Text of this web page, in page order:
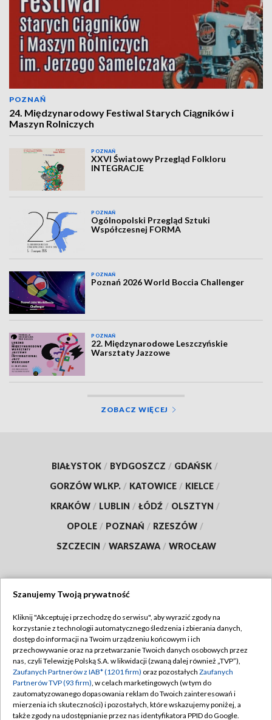
POZNAŃ
24. Międzynarodowy Festiwal Starych Ciągników i
Maszyn Rolniczych
POZNAŃ
XXVI Światowy Przegląd Folkloru
INTEGRACJE
POZNAŃ
Ogólnopolski Przegląd Sztuki
Współczesnej FORMA
POZNAŃ
Poznań 2026 World Boccia Challenger
POZNAŃ
22. Międzynarodowe Leszczyńskie
Warsztaty Jazzowe
ZOBACZ WIĘCEJ
BIAŁYSTOK / BYDGOSZCZ / GDAŃSK /
GORZÓW WLKP. / KATOWICE / KIELCE /
KRAKÓW / LUBLIN / ŁÓDŹ / OLSZTYN /
OPOLE / POZNAŃ / RZESZÓW /
SZCZECIN / WARSZAWA / WROCŁAW
TVP
Abonament TVP
Emisja w TVP
Centrum informacji TVP
Naziemna Telewizja Cyfrowa
Regulamin TVP
Polityka prywatności
Moje zgody
Pomoc
Szanujemy Twoją prywatność
Kliknij "Akceptuję i przechodzę do serwisu", aby wyrazić zgody na
korzystanie z technologii automatycznego śledzenia i zbierania danych,
dostęp do informacji na Twoim urządzeniu końcowym i ich
przechowywanie oraz na przetwarzanie Twoich danych osobowych przez
nas, czyli Telewizję Polską S.A. w likwidacji (zwaną dalej również „TVP”),
Zaufanych Partnerów z IAB* (1201 firm) oraz pozostałych Zaufanych
Partnerów TVP (93 firm), w celach marketingowych (w tym do
zautomatyzowanego dopasowania reklam do Twoich zainteresowań i
mierzenia ich skuteczności) i pozostałych, które wskazujemy poniżej, a
także zgody na udostępnianie przez nas identyfikatora PPID do Google.